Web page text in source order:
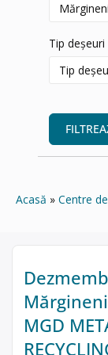
Tip deșeuri
Acasă Centre
MGD